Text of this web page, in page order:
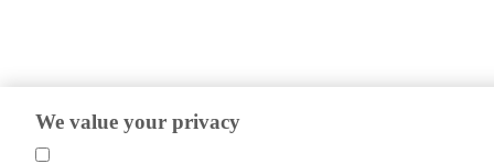
We value your privacy